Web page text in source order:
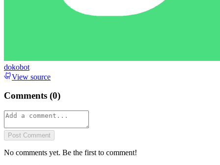
dokobot
View source
Comments (0)
Post Comment
No comments yet. Be the first to comment!